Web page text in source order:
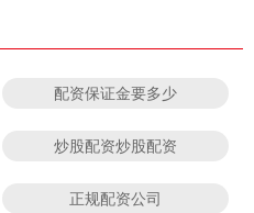
配资保证金要多少
炒股配资炒股配资
正规配资公司